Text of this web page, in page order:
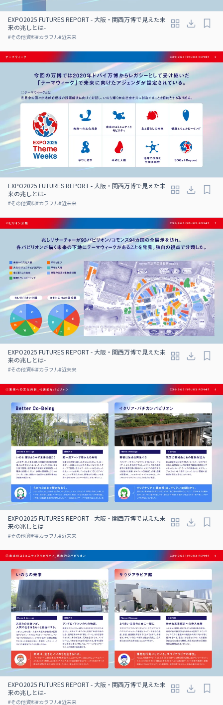
EXPO2025 FUTURES REPORT - 大阪・関西万博で見えた未
来の兆しとは-
#その他資料#カラフル#近未来
EXPO2025 FUTURES REPORT - 大阪・関西万博で見えた未
来の兆しとは-
#その他資料#カラフル#近未来
EXPO2025 FUTURES REPORT - 大阪・関西万博で見えた未
来の兆しとは-
#その他資料#カラフル#近未来
EXPO2025 FUTURES REPORT - 大阪・関西万博で見えた未
来の兆しとは-
#その他資料#カラフル#近未来
EXPO2025 FUTURES REPORT - 大阪・関西万博で見えた未
来の兆しとは-
#その他資料#カラフル#近未来